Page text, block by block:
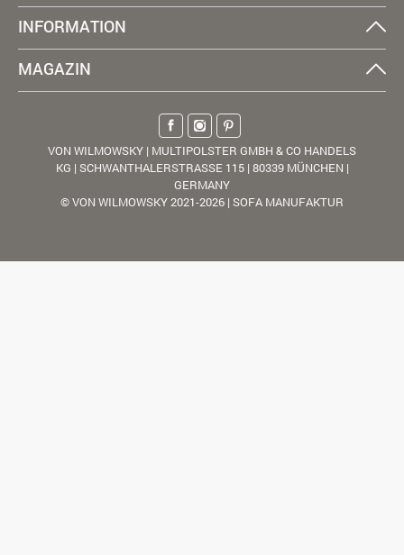
INFORMATION
MAGAZIN
VON WILMOWSKY | MULTIPOLSTER GMBH & CO HANDELS
KG | SCHWANTHALERSTRASSE 115 | 80339 MÜNCHEN |
GERMANY
© VON WILMOWSKY 2021-2026 | SOFA MANUFAKTUR